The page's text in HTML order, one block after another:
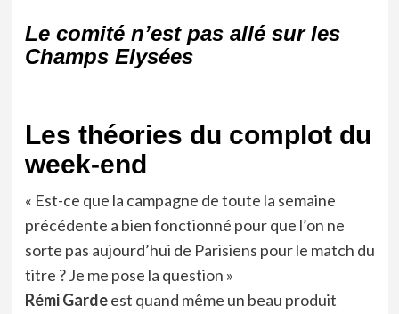
Le comité n’est pas allé sur les
Champs Elysées
Les théories du complot du
week-end
« Est-ce que la campagne de toute la semaine
précédente a bien fonctionné pour que l’on ne
sorte pas aujourd’hui de Parisiens pour le match du
titre ? Je me pose la question »
Rémi Gardeest quand même un beau produit